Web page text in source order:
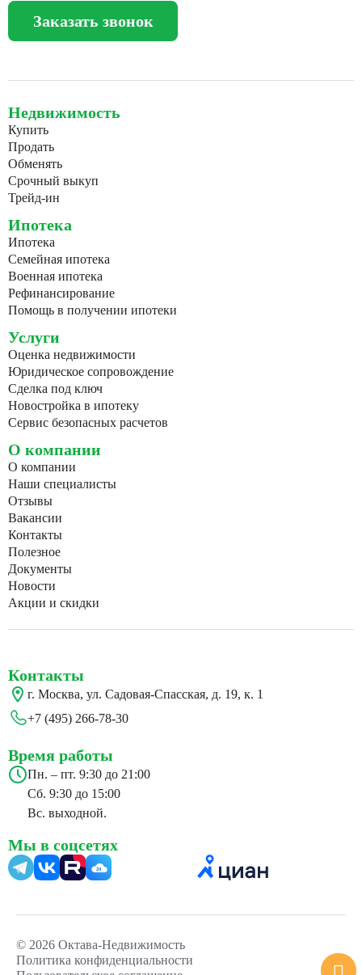
Заказать звонок
Недвижимость
Купить
Продать
Обменять
Срочный выкуп
Трейд-ин
Ипотека
Ипотека
Семейная ипотека
Военная ипотека
Рефинансирование
Помощь в получении ипотеки
Услуги
Оценка недвижимости
Юридическое сопровождение
Сделка под ключ
Новостройка в ипотеку
Сервис безопасных расчетов
О компании
О компании
Наши специалисты
Отзывы
Вакансии
Контакты
Полезное
Документы
Новости
Акции и скидки
Контакты
г. Москва, ул. Садовая-Спасская, д. 19, к. 1
+7 (495) 266-78-30
Время работы
Пн. – пт. 9:30 до 21:00
Сб. 9:30 до 15:00
Вс. выходной.
Мы в соцсетях
24
© 2026 Октава-Недвижимость
Политика конфиденциальности